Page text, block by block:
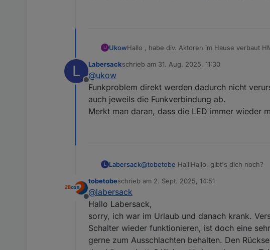
U UkowHallo , habe div. Aktoren im Hause verbaut HM-LC-Bl1PBU-FM für Rollladen und Markisen Steuerung, nun nach den Jahren
L
Offline
Labersackschrieb am 31. Aug. 2025, 11:30
zuletzt editiert von
@ukow
Funkproblem direkt werden dadurch nicht
auch jeweils die Funkverbindung ab.
Merkt man daran, dass die LED immer wieder
L Labersack@tobetobe HalliHallo, gibt's dich noch?
Offline
tobetobeschrieb am 2. Sept. 2025, 14:51
zuletzt editiert von
@labersack
Hallo Labersack,
sorry, ich war im Urlaub und danach krank.
Schalter wieder funktionieren, ist doch eine
gerne zum Ausschlachten behalten. Den